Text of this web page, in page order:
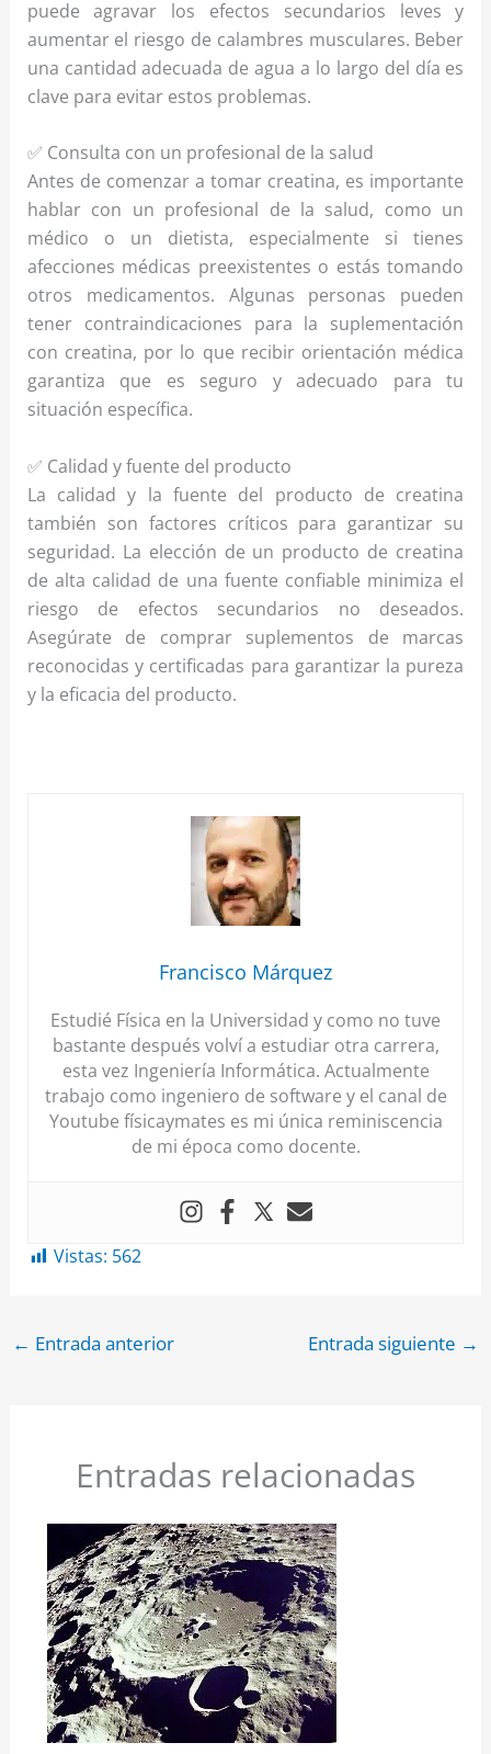
puede agravar los efectos secundarios leves y
aumentar el riesgo de calambres musculares. Beber
una cantidad adecuada de agua a lo largo del día es
clave para evitar estos problemas.
✅ Consulta con un profesional de la salud
Antes de comenzar a tomar creatina, es importante
hablar con un profesional de la salud, como un
médico o un dietista, especialmente si tienes
afecciones médicas preexistentes o estás tomando
otros medicamentos. Algunas personas pueden
tener contraindicaciones para la suplementación
con creatina, por lo que recibir orientación médica
garantiza que es seguro y adecuado para tu
situación específica.
✅ Calidad y fuente del producto
La calidad y la fuente del producto de creatina
también son factores críticos para garantizar su
seguridad. La elección de un producto de creatina
de alta calidad de una fuente confiable minimiza el
riesgo de efectos secundarios no deseados.
Asegúrate de comprar suplementos de marcas
reconocidas y certificadas para garantizar la pureza
y la eficacia del producto.
Francisco Márquez
Estudié Física en la Universidad y como no tuve
bastante después volví a estudiar otra carrera,
esta vez Ingeniería Informática. Actualmente
trabajo como ingeniero de software y el canal de
Youtube físicaymates es mi única reminiscencia
de mi época como docente.
Vistas: 562
← Entrada anterior Entrada siguiente →
Entradas relacionadas